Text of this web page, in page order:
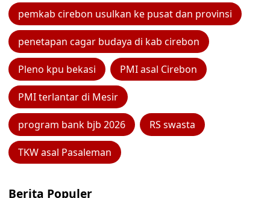
pemkab cirebon usulkan ke pusat dan provinsi
penetapan cagar budaya di kab cirebon
Pleno kpu bekasi PMI asal Cirebon
PMI terlantar di Mesir
program bank bjb 2026 RS swasta
TKW asal Pasaleman
Berita Populer